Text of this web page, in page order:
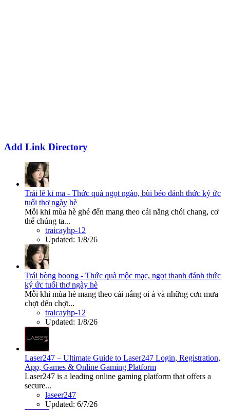
Add Link Directory
Trái lê ki ma - Thức quà ngọt ngào, bùi béo đánh thức ký ức
tuổi thơ ngày hè
Mỗi khi mùa hè ghé đến mang theo cái nắng chói chang, cơ
thể chúng ta...
traicayhp-12
Updated: 1/8/26
Trái bòng boong - Thức quà mộc mạc, ngọt thanh đánh thức
ký ức tuổi thơ ngày hè
Mỗi khi mùa hè mang theo cái nắng oi ả và những cơn mưa
chợt đến chợt...
traicayhp-12
Updated: 1/8/26
Laser247 – Ultimate Guide to Laser247 Login, Registration,
App, Games & Online Gaming Platform
Laser247 is a leading online gaming platform that offers a
secure...
laseer247
Updated: 6/7/26